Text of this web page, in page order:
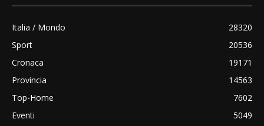
Italia / Mondo
28320
Sport
20536
Cronaca
19171
Provincia
14563
Top-Home
7602
Eventi
5049